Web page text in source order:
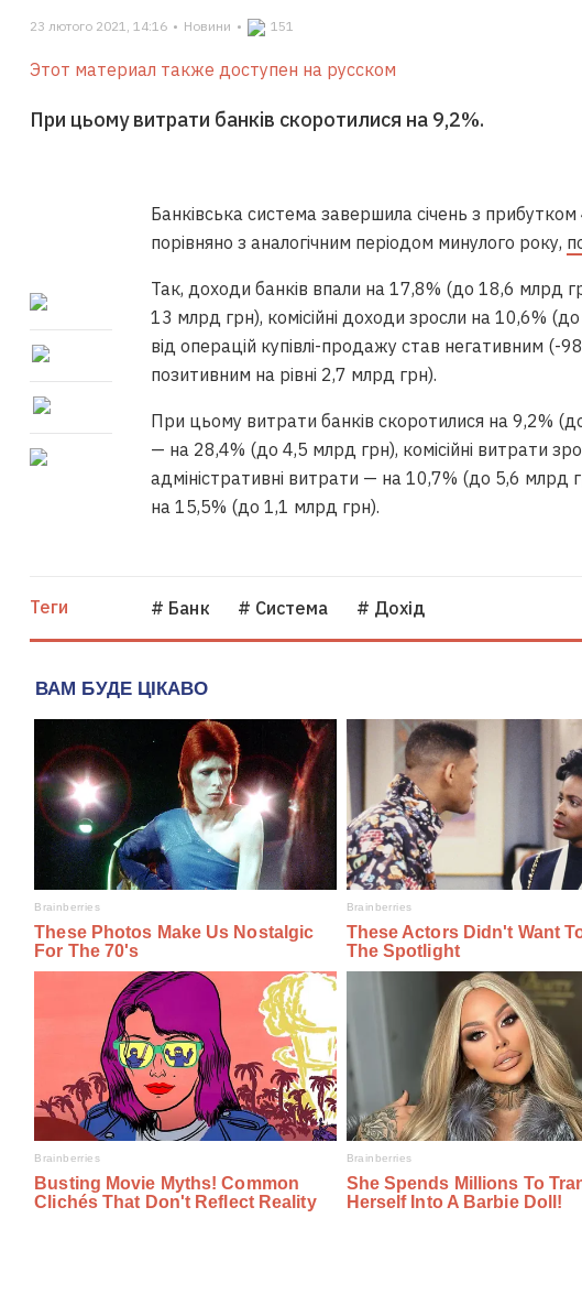
23 лютого 2021, 14:16 • Новини • 151
Этот материал также доступен на русском
При цьому витрати банків скоротилися на 9,2%.
Банківська система завершила січень з
порівняно з аналогічним періодом минулого року,
Так, доходи банків впали на 17,8% (до 18,6 млрд
13 млрд грн), комісійні доходи зросли на 10,6%
від операцій купівлі-продажу став негативним (-
позитивним на рівні 2,7 млрд грн).
При цьому витрати банків скоротилися на 9,2%
— на 28,4% (до 4,5 млрд грн), комісійні витрати
адміністративні витрати — на 10,7% (до 5,6 млрд
на 15,5% (до 1,1 млрд грн).
Теги # Банк # Система # Дохід